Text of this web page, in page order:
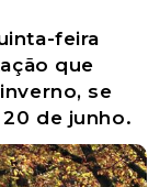
feira
que
se
de junho.